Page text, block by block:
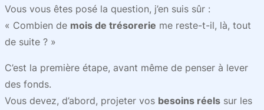
Vous vous êtes posé la question, j’en suis sûr :
« Combien de mois de trésorerie me reste-t-il, là, tout
de suite ? »
C’est la première étape, avant même de penser à lever
des fonds.
Vous devez, d’abord, projeter vos besoins réels sur les